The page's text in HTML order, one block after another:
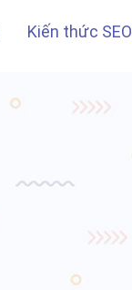
Kiến thức SEO